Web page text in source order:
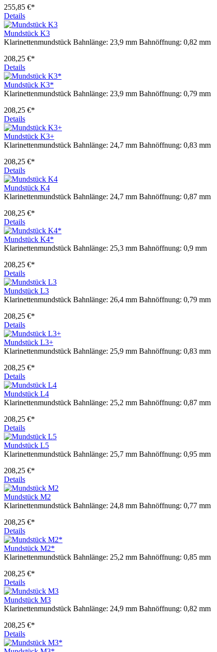
255,85 €*
Details
Mundstück K3
Klarinettenmundstück Bahnlänge: 23,9 mm Bahnöffnung: 0,82 mm
208,25 €*
Details
Mundstück K3*
Klarinettenmundstück Bahnlänge: 23,9 mm Bahnöffnung: 0,79 mm
208,25 €*
Details
Mundstück K3+
Klarinettenmundstück Bahnlänge: 24,7 mm Bahnöffnung: 0,83 mm
208,25 €*
Details
Mundstück K4
Klarinettenmundstück Bahnlänge: 24,7 mm Bahnöffnung: 0,87 mm
208,25 €*
Details
Mundstück K4*
Klarinettenmundstück Bahnlänge: 25,3 mm Bahnöffnung: 0,9 mm
208,25 €*
Details
Mundstück L3
Klarinettenmundstück Bahnlänge: 26,4 mm Bahnöffnung: 0,79 mm
208,25 €*
Details
Mundstück L3+
Klarinettenmundstück Bahnlänge: 25,9 mm Bahnöffnung: 0,83 mm
208,25 €*
Details
Mundstück L4
Klarinettenmundstück Bahnlänge: 25,2 mm Bahnöffnung: 0,87 mm
208,25 €*
Details
Mundstück L5
Klarinettenmundstück Bahnlänge: 25,7 mm Bahnöffnung: 0,95 mm
208,25 €*
Details
Mundstück M2
Klarinettenmundstück Bahnlänge: 24,8 mm Bahnöffnung: 0,77 mm
208,25 €*
Details
Mundstück M2*
Klarinettenmundstück Bahnlänge: 25,2 mm Bahnöffnung: 0,85 mm
208,25 €*
Details
Mundstück M3
Klarinettenmundstück Bahnlänge: 24,9 mm Bahnöffnung: 0,82 mm
208,25 €*
Details